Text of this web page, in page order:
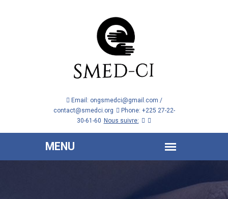
Email: ongsmedci@gmail.com /
contact@smedci.org
Phone: +225 27-22-
30-61-60 Nous suivre: